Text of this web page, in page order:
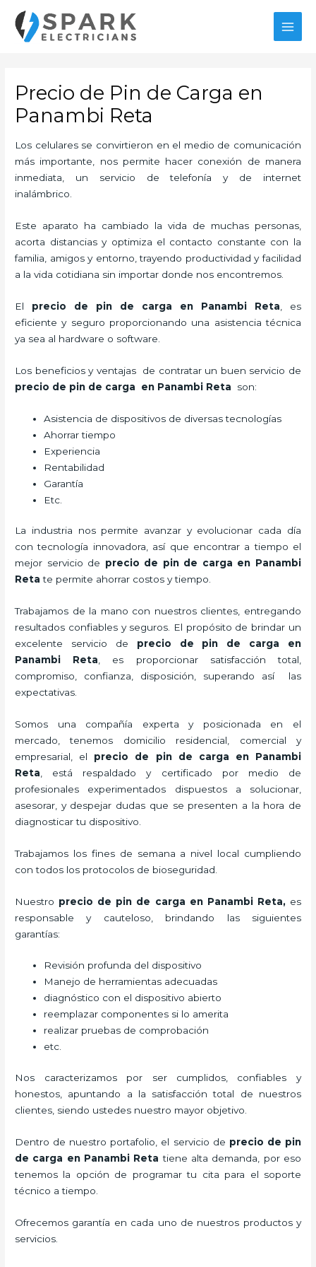
contenido
Precio de Pin de Carga en
Panambi Reta
Los celulares se convirtieron en el medio de comunicación
más importante, nos permite hacer conexión de manera
inmediata, un servicio de telefonía y de internet
inalámbrico.
Este aparato ha cambiado la vida de muchas personas,
acorta distancias y optimiza el contacto constante con la
familia, amigos y entorno, trayendo productividad y facilidad
a la vida cotidiana sin importar donde nos encontremos.
El precio de pin de carga en Panambi Reta , es
eficiente y seguro proporcionando una asistencia técnica
ya sea al hardware o software.
Los beneficios y ventajas de contratar un buen servicio de
precio de pin de carga
en Panambi Reta son:
Asistencia de dispositivos de diversas tecnologías
Ahorrar tiempo
Experiencia
Rentabilidad
Garantía
Etc.
La industria nos permite avanzar y evolucionar cada día
con tecnología innovadora, así que encontrar a tiempo el
mejor servicio de precio de pin de carga en Panambi
Reta te permite ahorrar costos y tiempo.
Trabajamos de la mano con nuestros clientes, entregando
resultados confiables y seguros. El propósito de brindar un
excelente servicio de precio de pin de carga en
Panambi Reta , es proporcionar satisfacción total,
compromiso, confianza, disposición, superando así las
expectativas.
Somos una compañía experta y posicionada en el
mercado, tenemos domicilio residencial, comercial y
empresarial, el precio de pin de carga en Panambi
Reta , está respaldado y certificado por medio de
profesionales experimentados dispuestos a solucionar,
asesorar, y despejar dudas que se presenten a la hora de
diagnosticar tu dispositivo.
Trabajamos los fines de semana a nivel local cumpliendo
con todos los protocolos de bioseguridad.
Nuestro precio de pin de carga en Panambi Reta, es
responsable y cauteloso, brindando las siguientes
garantías:
Revisión profunda del dispositivo
Manejo de herramientas adecuadas
diagnóstico con el dispositivo abierto
reemplazar componentes si lo amerita
realizar pruebas de comprobación
etc.
Nos caracterizamos por ser cumplidos, confiables y
honestos, apuntando a la satisfacción total de nuestros
clientes, siendo ustedes nuestro mayor objetivo.
Dentro de nuestro portafolio, el servicio de precio de pin
de carga en Panambi Reta tiene alta demanda, por eso
tenemos la opción de programar tu cita para el soporte
técnico a tiempo.
Ofrecemos garantía en cada uno de nuestros productos y
servicios.